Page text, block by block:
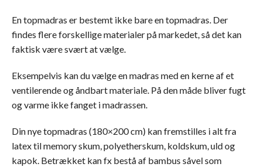
En topmadras er bestemt ikke bare en topmadras. Der
findes flere forskellige materialer på markedet, så det kan
faktisk være svært at vælge.
Eksempelvis kan du vælge en madras med en kerne af et
ventilerende og åndbart materiale. På den måde bliver fugt
og varme ikke fanget i madrassen.
Din nye topmadras (180×200 cm) kan fremstilles i alt fra
latex til memory skum, polyetherskum, koldskum, uld og
kapok. Betrækket kan fx bestå af bambus såvel som